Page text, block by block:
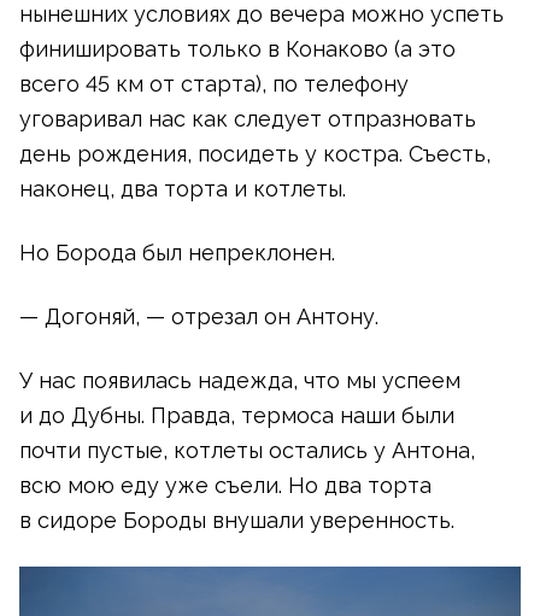
нынешних условиях до вечера можно успеть
финишировать только в Конаково (а это
всего 45 км от старта), по телефону
уговаривал нас как следует отпразновать
день рождения, посидеть у костра. Съесть,
наконец, два торта и котлеты.
Но Борода был непреклонен.
— Догоняй, — отрезал он Антону.
У нас появилась надежда, что мы успеем
и до Дубны. Правда, термоса наши были
почти пустые, котлеты остались у Антона,
всю мою еду уже съели. Но два торта
в сидоре Бороды внушали уверенность.